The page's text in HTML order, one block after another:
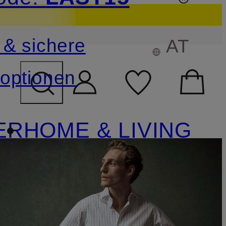
ÜBERSPRINGEN
sichere
AT
HOME & LIVING